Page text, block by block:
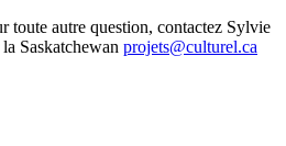
toute autre question, contactez Sylvie
Saskatchewan projets@culturel.ca